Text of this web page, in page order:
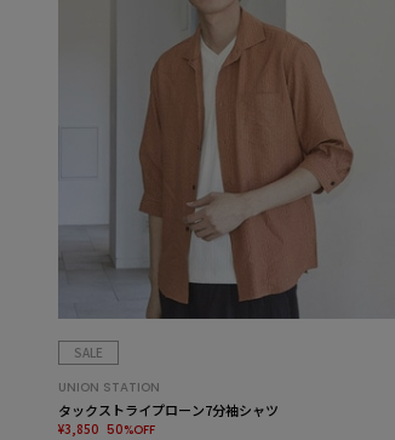
SALE
UNION STATION
タックストライプローン7分袖シャツ
¥3,850 50%OFF